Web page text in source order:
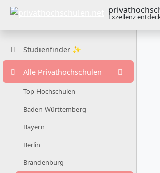
Exzellenz
Studienfinder ✨
Alle Privathochschulen
Top-Hochschulen
Baden-Württemberg
Bayern
Berlin
Brandenburg